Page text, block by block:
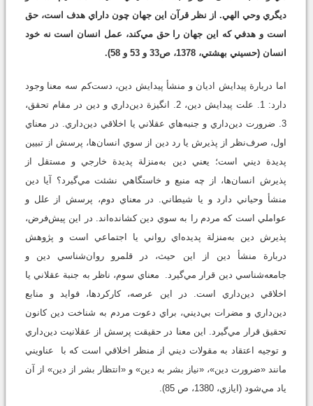
ديگري وحي الهي. از نظر قرآن اين جهان چون داراي هدف است، حق
است و هدفي كه اين جهان را حق مي‌كند، عمل انسان است نه خود
انسان (حسيني بهشتي، 1378، ص33 و 53 و 58).
اما دربارة پيدايش اديان و منشأ پيدايش دين، دست‌كم سه معنا وجود
دارد: 1. علت پيدايش دين، 2. انگيزة دين‌داري و دين در مقام تحقق،
3. ضرورت دين‌داري و جنبه‌هاي عقلاني يا اخلاقي دين‌داري. در معناي
اول، صرف‌نظر از پذيرش يا رد دين از سوي انسان‌ها، پرسش از تبيين
پديدة ديني است؛ يعني دين به‌منزلة پديدة خارجي و مستقل از
پذيرش انسان‌ها، از چه منبع و خاستگاهي نشئت مي‌گيرد؟ آيا دين
منشأ وحياني دارد و يا شيطاني. در معناي دوم، پرسش از علل و
عواملي است كه مردم را به سوي دين كشانده‌اند. در اين پيش‌فرض،
پذيرش دين به‌منزلة پديده‌اي رواني يا اجتماعي است و پژوهش
دربارة منشأ دين از اين حيث، در قلمرو روان‌شناسي دين و
جامعه‌شناسي دين قرار مي‌گيرد. معناي سوم، ناظر به جنبة عقلاني يا
اخلاقي دين‌داري است. در اين عرصه، كاركردها، فوايد و منابع
دين‌داري و مضرات بي‌ديني، براي دعوت مردم به شناخت دين كانون
تحقيق قرار مي‌گيرد. اين معنا در حقيقت پرسش از عقلانيت دين‌داري
و توجيه اعتقاد به مقولات ديني از منظر اخلاقي است كه با عناويني
مانند «ضرورت دين»، «نياز بشر به دين» و «انتظار بشر از دين» از آن
ياد مي‌شود (ايازي، 1380، ص 85).